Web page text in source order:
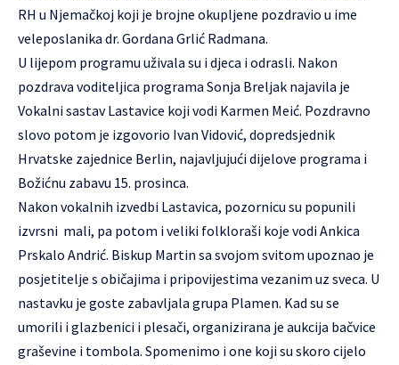
RH u Njemačkoj koji je brojne okupljene pozdravio u ime
veleposlanika dr. Gordana Grlić Radmana.
U lijepom programu uživala su i djeca i odrasli. Nakon
pozdrava voditeljica programa Sonja Breljak najavila je
Vokalni sastav Lastavice koji vodi Karmen Meić. Pozdravno
slovo potom je izgovorio Ivan Vidović, dopredsjednik
Hrvatske zajednice Berlin, najavljujući dijelove programa i
Božićnu zabavu 15. prosinca.
Nakon vokalnih izvedbi Lastavica, pozornicu su popunili
izvrsni mali, pa potom i veliki folkloraši koje vodi Ankica
Prskalo Andrić. Biskup Martin sa svojom svitom upoznao je
posjetitelje s običajima i pripovijestima vezanim uz sveca. U
nastavku je goste zabavljala grupa Plamen. Kad su se
umorili i glazbenici i plesači, organizirana je aukcija bačvice
graševine i tombola. Spomenimo i one koji su skoro cijelo